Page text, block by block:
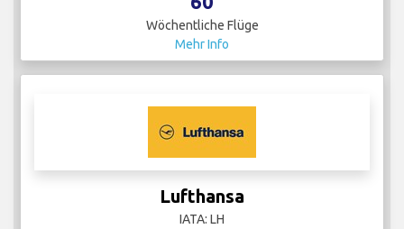
Wöchentliche Flüge
Mehr Info
Lufthansa
IATA: LH